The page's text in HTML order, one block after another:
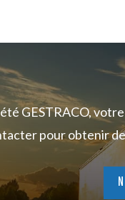
GESTRACO,
pour obtenir